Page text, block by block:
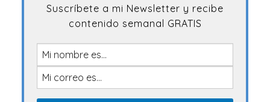
Suscríbete a mi Newsletter y recibe
contenido semanal GRATIS